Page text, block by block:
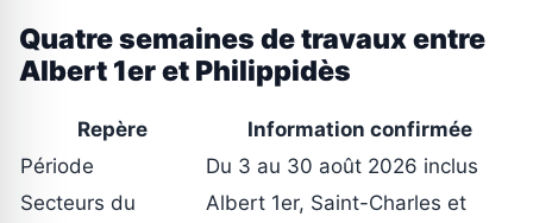
Quatre semaines de travaux entre
Albert 1er et Philippidès
Repère
Information confirmée
Période
Du 3 au 30 août 2026 inclus
Secteurs du
Albert 1er, Saint-Charles et